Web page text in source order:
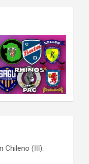
Chileno (III):